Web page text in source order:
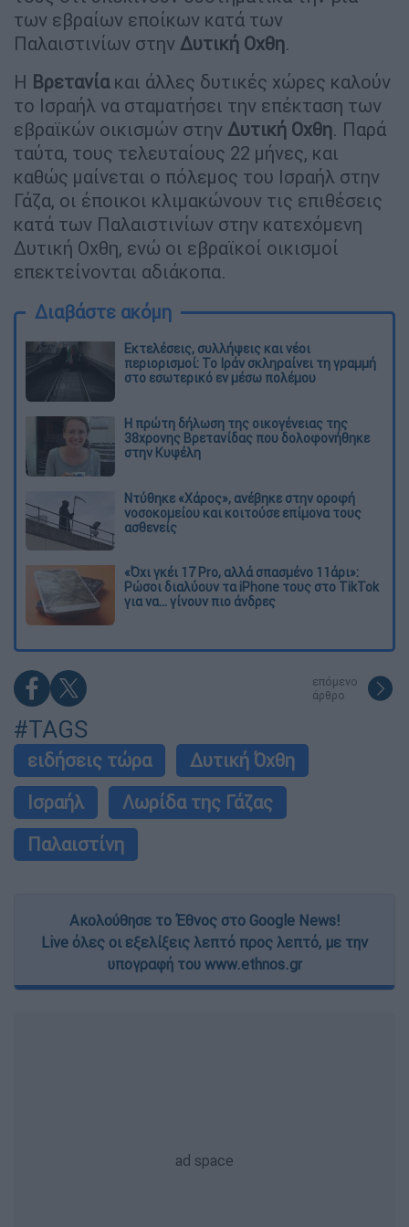
των εβραίων εποίκων κατά των
Παλαιστινίων στην Δυτική Οχθη.
Η Βρετανίακαι άλλες δυτικές χώρες καλούν
το Ισραήλ να σταματήσει την επέκταση των
εβραϊκών οικισμών στην Δυτική Οχθη. Παρά
ταύτα, τους τελευταίους 22 μήνες, και
καθώς μαίνεται ο πόλεμος του Ισραήλ στην
Γάζα, οι έποικοι κλιμακώνουν τις επιθέσεις
κατά των Παλαιστινίων στην κατεχόμενη
Δυτική Οχθη, ενώ οι εβραϊκοί οικισμοί
επεκτείνονται αδιάκοπα.
Διαβάστε ακόμη
Εκτελέσεις, συλλήψεις και νέοι
περιορισμοί: Το Ιράν σκληραίνει τη γραμμή
στο εσωτερικό εν μέσω πολέμου
Η πρώτη δήλωση της οικογένειας της
38χρονης Βρετανίδας που δολοφονήθηκε
στην Κυψέλη
Ντύθηκε «Χάρος», ανέβηκε στην οροφή
νοσοκομείου και κοιτούσε επίμονα τους
ασθενείς
«Όχι γκέι 17 Pro, αλλά σπασμένο 11άρι»:
Ρώσοι διαλύουν τα iPhone τους στο TikTok
για να... γίνουν πιο άνδρες
επόμενο
άρθρο
#TAGS
ειδήσεις τώρα
Δυτική Όχθη
Ισραήλ
Λωρίδα της Γάζας
Παλαιστίνη
Ακολούθησε το Έθνος στο Google News!
Live όλες οι εξελίξεις λεπτό προς λεπτό, με την
υπογραφή του www.ethnos.gr